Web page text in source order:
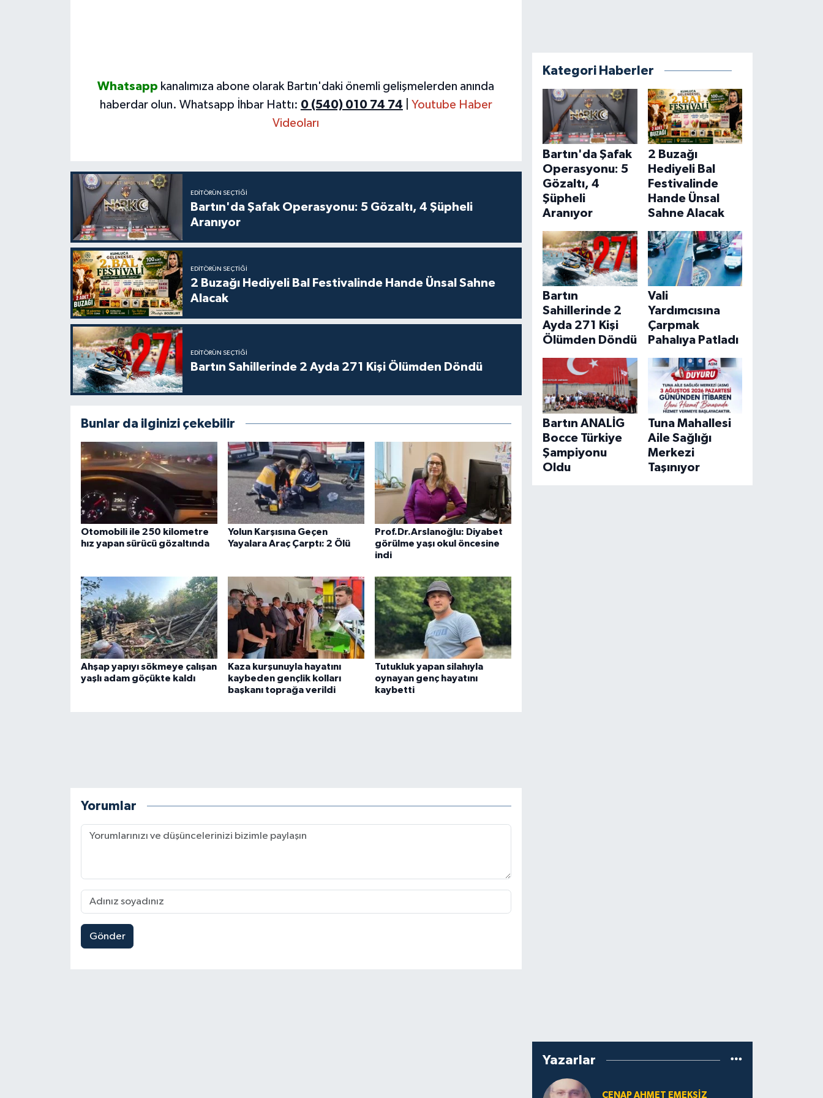
Whatsapp kanalımıza abone olarak Bartın'daki önemli gelişmelerden anında
haberdar olun. Whatsapp İhbar Hattı: 0 (540) 010 74 74
Youtube Haber
Videoları
EDITÖRÜN SEÇTIĞI
Bartın'da Şafak Operasyonu: 5 Gözaltı, 4 Şüpheli
Aranıyor
EDITÖRÜN SEÇTIĞI
2 Buzağı Hediyeli Bal Festivalinde Hande Ünsal Sahne
Alacak
EDITÖRÜN SEÇTIĞI
Bartın Sahillerinde 2 Ayda 271 Kişi Ölümden Döndü
Bunlar da ilginizi çekebilir
Otomobili ile 250 kilometre
hız yapan sürücü gözaltında
Yolun Karşısına Geçen
Yayalara Araç Çarptı: 2 Ölü
Prof.Dr.Arslanoğlu: Diyabet
görülme yaşı okul öncesine
indi
Ahşap yapıyı sökmeye çalışan
yaşlı adam göçükte kaldı
Kaza kurşunuyla hayatını
kaybeden gençlik kolları
başkanı toprağa verildi
Tutukluk yapan silahıyla
oynayan genç hayatını
kaybetti
Yorumlar
Gönder
Kategori Haberler
Bartın'da Şafak
Operasyonu: 5
Gözaltı, 4
Şüpheli
Aranıyor
2 Buzağı
Hediyeli Bal
Festivalinde
Hande Ünsal
Sahne Alacak
Bartın
Sahillerinde 2
Ayda 271 Kişi
Ölümden Döndü
Vali
Yardımcısına
Çarpmak
Pahalıya Patladı
Bartın ANALİG
Bocce Türkiye
Şampiyonu
Oldu
Tuna Mahallesi
Aile Sağlığı
Merkezi
Taşınıyor
Yazarlar
CENAP AHMET EMEKSİZ